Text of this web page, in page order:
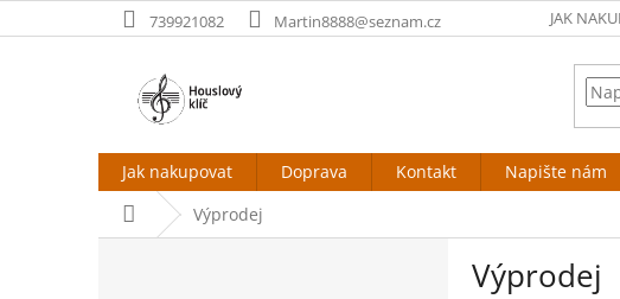
na
739921082 Martin8888@seznam.cz JAK
Jak nakupovat Doprava Kontakt Napište nám
Domů Výprodej
Výprodej